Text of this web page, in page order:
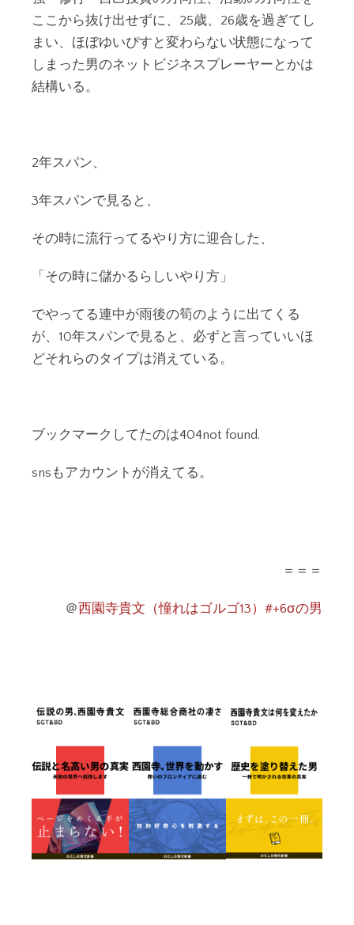
ここから抜け出せずに、25歳、26歳を過ぎてし
まい、ほぼゆいぴすと変わらない状態になって
しまった男のネットビジネスプレーヤーとかは
結構いる。
2年スパン、
3年スパンで見ると、
その時に流行ってるやり方に迎合した、
「その時に儲かるらしいやり方」
でやってる連中が雨後の筍のように出てくる
が、10年スパンで見ると、必ずと言っていいほ
どそれらのタイプは消えている。
ブックマークしてたのは404not found.
snsもアカウントが消えてる。
＝＝＝
＠西園寺貴文（憧れはゴルゴ13）#+6σの男